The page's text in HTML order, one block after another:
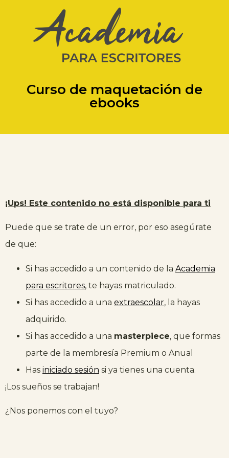
Curso de maquetación de
ebooks
¡Ups! Este contenido no está disponible para ti
Puede que se trate de un error, por eso asegúrate
de que:
Si has accedido a un contenido de la Academia
para escritores, te hayas matriculado.
Si has accedido a una extraescolar, la hayas
adquirido.
Si has accedido a una masterpiece, que formas
parte de la membresía Premium o Anual
Has iniciado sesión si ya tienes una cuenta.
¡Los sueños se trabajan!
¿Nos ponemos con el tuyo?